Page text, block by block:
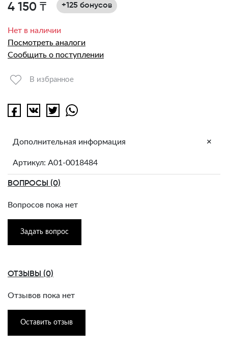
4 150 ₸ +125 бонусов
Нет в наличии
Посмотреть аналоги
Сообщить о поступлении
В избранное
Дополнительная информация +
Артикул: A01-0018484
ВОПРОСЫ (0)
Вопросов пока нет
Задать вопрос
ОТЗЫВЫ (0)
Отзывов пока нет
Оставить отзыв